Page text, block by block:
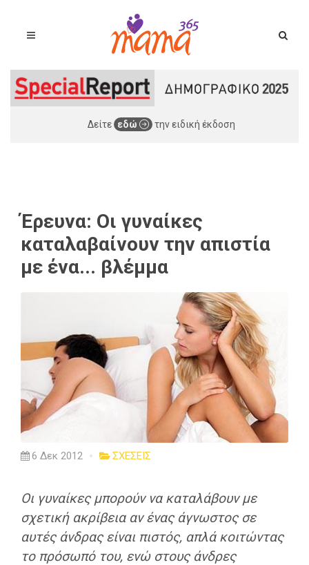
Δείτε εδώ την ειδική έκδοση
Έρευνα: Οι γυναίκες
καταλαβαίνουν την απιστία
με ένα... βλέμμα
6 Δεκ 2012 ΣΧΕΣΕΙΣ
Οι γυναίκες μπορούν να καταλάβουν με
σχετική ακρίβεια αν ένας άγνωστος σε
αυτές άνδρας είναι πιστός, απλά κοιτώντας
το πρόσωπό του, ενώ στους άνδρες